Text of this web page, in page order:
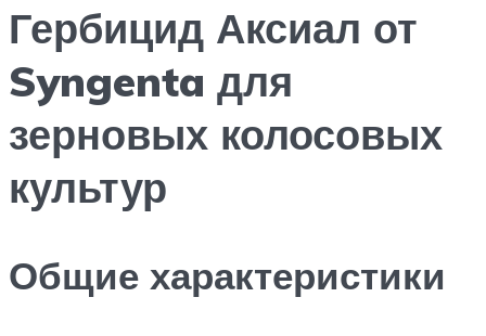
Гербицид Аксиал от
Syngenta для
зерновых колосовых
культур
Общие характеристики